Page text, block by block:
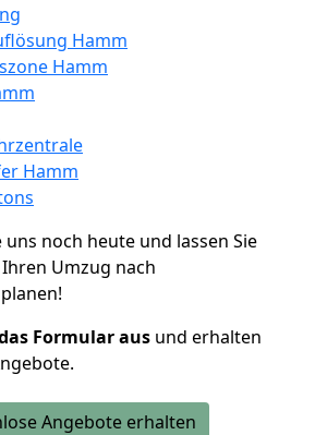
Hamm
Hamm
Hamm
noch heute und lassen Sie
Umzug nach
Formular aus und erhalten
Angebote erhalten